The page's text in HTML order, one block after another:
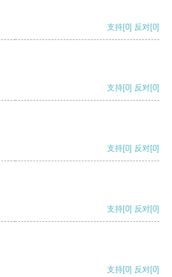
支持[0] 反对[0]
支持[0] 反对[0]
支持[0] 反对[0]
支持[0] 反对[0]
支持[0] 反对[0]